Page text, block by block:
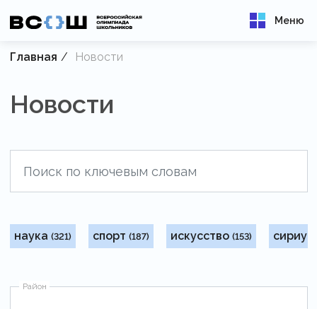
Меню
Главная Новости
Новости
наука (321) спорт (187) искусство (153) сириус
Район